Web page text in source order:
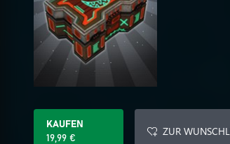
KAUFEN
19,99 €
ZUR